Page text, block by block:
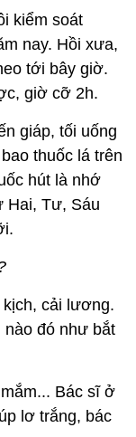
kiểm soát
nay. Hồi xưa,
tới bây giờ.
giờ cỡ 2h.
giáp, tối uống
thuốc lá trên
hút là nhớ
Hai, Tư, Sáu
kịch, cải lương.
nào đó như bắt
Bác sĩ ở
lơ trắng, bác